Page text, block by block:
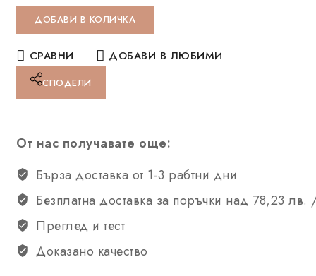
ДОБАВИ В КОЛИЧКА
СРАВНИ ДОБАВИ В ЛЮБИМИ
СПОДЕЛИ
От нас получавате още:
Бърза доставка от 1-3 рабтни дни
Безплатна доставка за поръчки над 78,23 лв.
Преглед и тест
Доказано качество